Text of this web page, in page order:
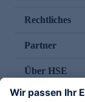
Rechtliches
Partner
Über HSE
Im TV